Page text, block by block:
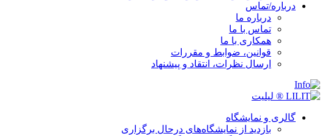
درباره/تماس
درباره ما
تماس با ما
همکاری با ما
قوانین، ضوابط و مقررات
ارسال نظرات، انتقاد و پیشنهاد
گالری و نمایشگاه
بازدید از نمایشگاه‌های درحال برگزاری